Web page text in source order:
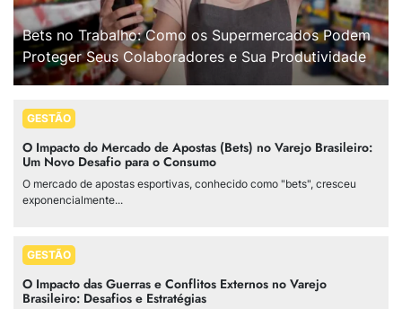
Bets no Trabalho: Como os Supermercados Podem
Proteger Seus Colaboradores e Sua Produtividade
GESTÃO
O Impacto do Mercado de Apostas (Bets) no Varejo Brasileiro:
Um Novo Desafio para o Consumo
O mercado de apostas esportivas, conhecido como "bets", cresceu
exponencialmente...
GESTÃO
O Impacto das Guerras e Conflitos Externos no Varejo
Brasileiro: Desafios e Estratégias